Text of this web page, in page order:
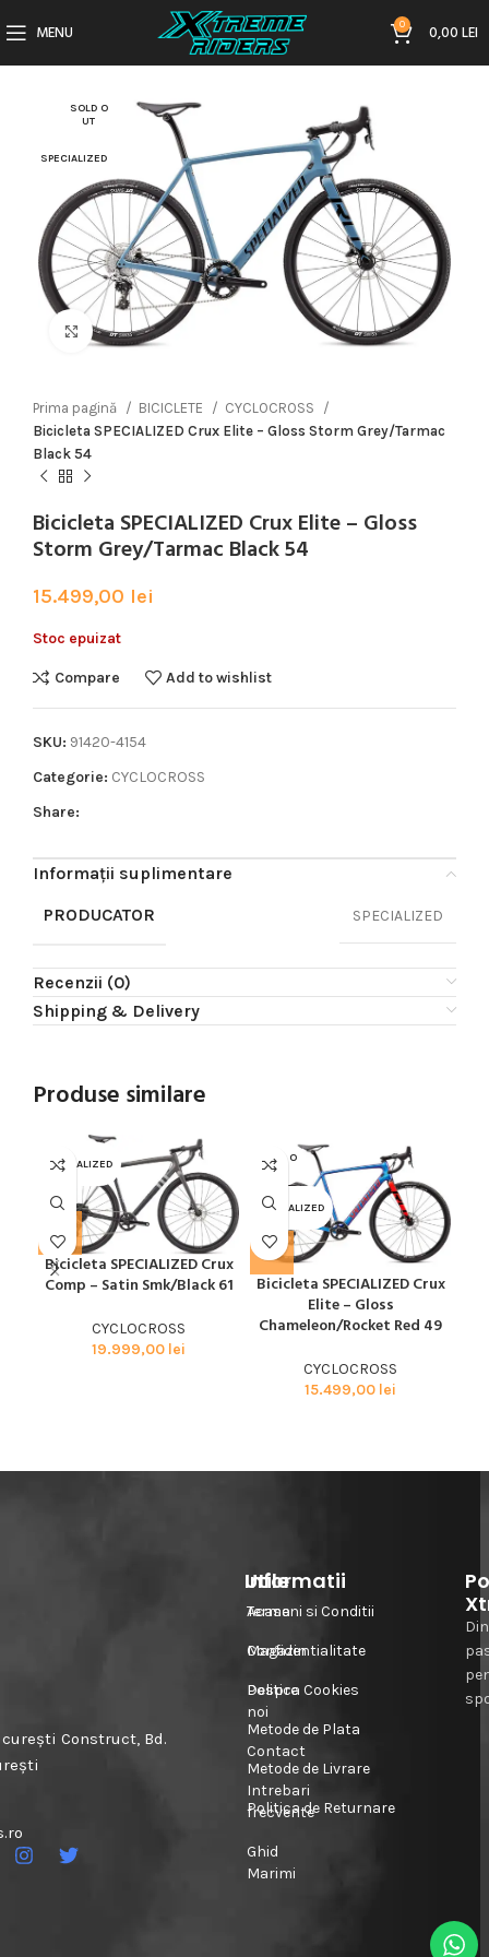
MENU 0 0,00LEI
SOLD O
UT
SPECIALIZED
Click to enlarge
Prima pagină BICICLETE
CYCLOCROSS
Bicicleta SPECIALIZED Crux Elite – Gloss Storm Grey/Tarmac
Black 54
Bicicleta SPECIALIZED Crux Elite – Gloss
Storm Grey/Tarmac Black 54
15.499,00 lei
Stoc epuizat
Compare Add to wishlist
SKU: 91420-4154
Categorie: CYCLOCROSS
Share:
Informații suplimentare
PRODUCATOR
SPECIALIZED
Recenzii (0)
Shipping & Delivery
Produse similare
SPECIALIZED
Bicicleta SPECIALIZED Crux
Comp – Satin Smk/Black 61
CYCLOCROSS
19.999,00 lei
SOLD O
UT
SPECIALIZED
Bicicleta SPECIALIZED Crux
Elite – Gloss
Chameleon/Rocket Red 49
CYCLOCROSS
15.499,00 lei
Construct, Bd.
Informatii
Acasa
Magazin
Despre
noi
Contact
Intrebari
frecvente
Ghid
Marimi
Utile
Termeni si Conditii
Confidentialitate
Politica Cookies
Metode de Plata
Metode de Livrare
Politica de Returnare
Din